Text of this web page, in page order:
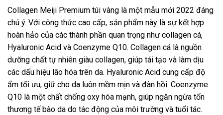
Collagen Meiji Premium túi vàng là một mẫu mới 2022 đáng
chú ý. Với công thức cao cấp, sản phẩm này là sự kết hợp
hoàn hảo của các thành phần quan trọng như collagen cá,
Hyaluronic Acid và Coenzyme Q10. Collagen cá là nguồn
dưỡng chất tự nhiên giàu collagen, giúp tái tạo và làm dịu
các dấu hiệu lão hóa trên da. Hyaluronic Acid cung cấp độ
ẩm tối ưu, giữ cho da luôn mềm mịn và đàn hồi. Coenzyme
Q10 là một chất chống oxy hóa mạnh, giúp ngăn ngừa tổn
thương tế bào da do tác động của môi trường và tuổi tác.